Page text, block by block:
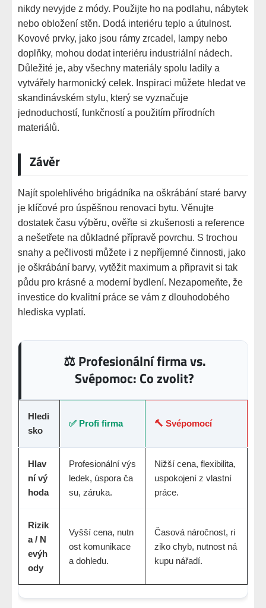
nikdy nevyjde z módy. Použijte ho na podlahu, nábytek
nebo obložení stěn. Dodá interiéru teplo a útulnost.
Kovové prvky, jako jsou rámy zrcadel, lampy nebo
doplňky, mohou dodat interiéru industriální nádech.
Důležité je, aby všechny materiály spolu ladily a
vytvářely harmonický celek. Inspiraci můžete hledat ve
skandinávském stylu, který se vyznačuje
jednoduchostí, funkčností a použitím přírodních
materiálů.
Závěr
Najít spolehlivého brigádníka na oškrábání staré barvy
je klíčové pro úspěšnou renovaci bytu. Věnujte
dostatek času výběru, ověřte si zkušenosti a reference
a nešetřete na důkladné přípravě povrchu. S trochou
snahy a pečlivosti můžete i z nepříjemné činnosti, jako
je oškrábání barvy, vytěžit maximum a připravit si tak
půdu pro krásné a moderní bydlení. Nezapomeňte, že
investice do kvalitní práce se vám z dlouhodobého
hlediska vyplatí.
⚖️ Profesionální firma vs.
Svépomoc: Co zvolit?
Hledi
sko
✅ Profi firma 🔨 Svépomocí
Hlav
ní vý
hoda
Profesionální výs
ledek, úspora ča
su, záruka.
Nižší cena, flexibilita,
uspokojení z vlastní
práce.
Rizik
a / N
evýh
ody
Vyšší cena, nutn
ost komunikace
a dohledu.
Časová náročnost, ri
ziko chyb, nutnost ná
kupu nářadí.